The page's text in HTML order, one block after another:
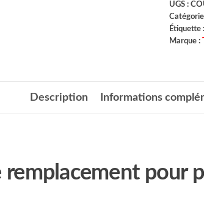
UGS :
Étiquette
Marque :
Description Informations
pour